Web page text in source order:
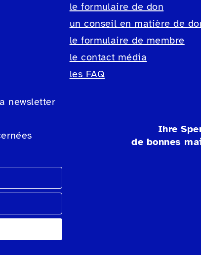
newsletter
le formulaire de don
un conseil en matière de
le formulaire de membre
le contact média
les FAQ
Ihre
de bonnes